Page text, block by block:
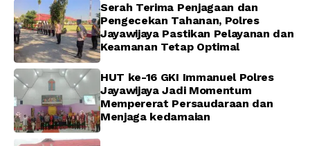
Serah Terima Penjagaan dan
Pengecekan Tahanan, Polres
Jayawijaya Pastikan Pelayanan dan
Keamanan Tetap Optimal
HUT ke-16 GKI Immanuel Polres
Jayawijaya Jadi Momentum
Mempererat Persaudaraan dan
Menjaga kedamaian